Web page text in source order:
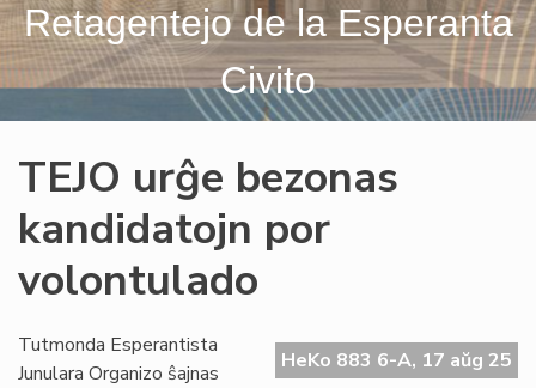
Retagentejo de la Esperanta
Civito
TEJO urĝe bezonas
kandidatojn por
volontulado
HeKo 883 6-A, 17 aŭg 25
Tutmonda Esperantista
Junulara Organizo ŝajnas